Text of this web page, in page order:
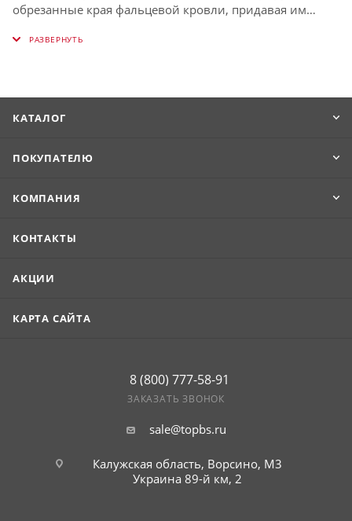
обрезанные края фальцевой кровли, придавая им
фиксирует их на месте. Изготавливается из
КАТАЛОГ
ПОКУПАТЕЛЮ
КОМПАНИЯ
КОНТАКТЫ
АКЦИИ
КАРТА САЙТА
8 (800) 777-58-91
ЗАКАЗАТЬ ЗВОНОК
sale@topbs.ru
Калужская область, Ворсино, М3
Украина 89-й км, 2